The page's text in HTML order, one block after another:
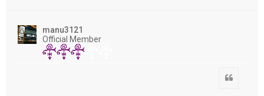
manu3121
Official Member